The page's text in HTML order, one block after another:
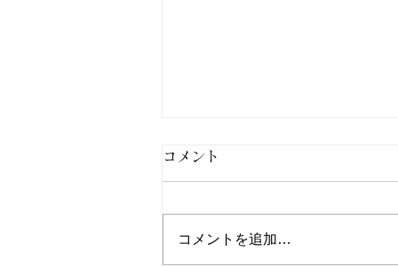
コメント
コメントを追加…